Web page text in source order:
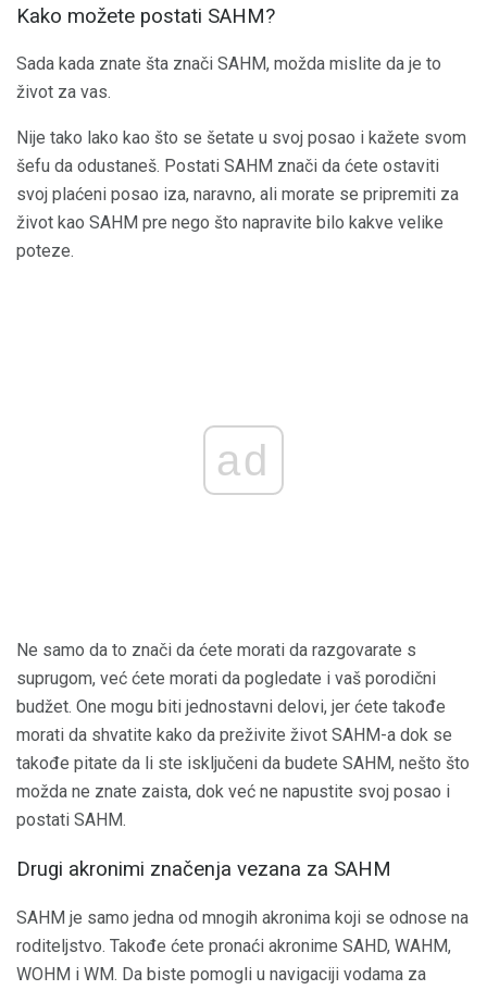
Kako možete postati SAHM?
Sada kada znate šta znači SAHM, možda mislite da je to
život za vas.
Nije tako lako kao što se šetate u svoj posao i kažete svom
šefu da odustaneš. Postati SAHM znači da ćete ostaviti
svoj plaćeni posao iza, naravno, ali morate se pripremiti za
život kao SAHM pre nego što napravite bilo kakve velike
poteze.
ad
Ne samo da to znači da ćete morati da razgovarate s
suprugom, već ćete morati da pogledate i vaš porodični
budžet. One mogu biti jednostavni delovi, jer ćete takođe
morati da shvatite kako da preživite život SAHM-a ​​dok se
takođe pitate da li ste isključeni da budete SAHM, nešto što
možda ne znate zaista, dok već ne napustite svoj posao i
postati SAHM.
Drugi akronimi značenja vezana za SAHM
SAHM je samo jedna od mnogih akronima koji se odnose na
roditeljstvo. Takođe ćete pronaći akronime SAHD, WAHM,
WOHM i WM. Da biste pomogli u navigaciji vodama za